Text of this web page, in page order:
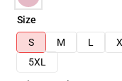
Size
S
M L
5XL